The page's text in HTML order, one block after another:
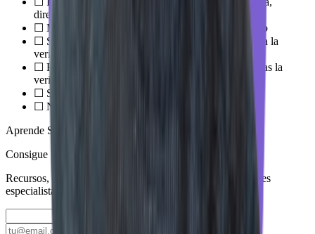
dirección, teléfono y web
☐ Método de verificación elegido y proceso iniciado
☐ Sin cambios en nombre ni dirección mientras dura la
verificación
☐ Fotos subidas y descripción del negocio escrita tras la
verificación
☐ Servicios añadidos con descripción
☐ Notificaciones de reseñas activadas
Aprende SEO local
Consigue
Recursos, entrevistas y guías 100% gratuitas de los mayores
especialistas en SEO para negocios locales.